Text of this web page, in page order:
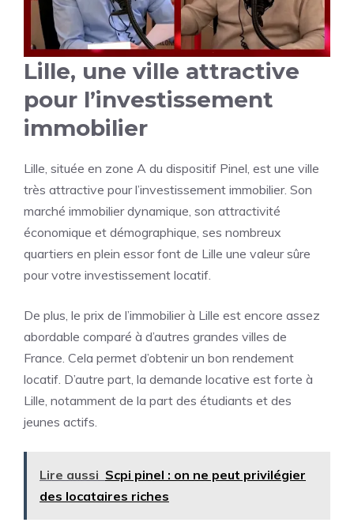
Lille, une ville attractive
pour l’investissement
immobilier
Lille, située en zone A du dispositif Pinel, est une ville
très attractive pour l’investissement immobilier. Son
marché immobilier dynamique, son attractivité
économique et démographique, ses nombreux
quartiers en plein essor font de Lille une valeur sûre
pour votre investissement locatif.
De plus, le prix de l’immobilier à Lille est encore assez
abordable comparé à d’autres grandes villes de
France. Cela permet d’obtenir un bon rendement
locatif. D’autre part, la demande locative est forte à
Lille, notamment de la part des étudiants et des
jeunes actifs.
Lire aussi Scpi pinel : on ne peut privilégier
des locataires riches